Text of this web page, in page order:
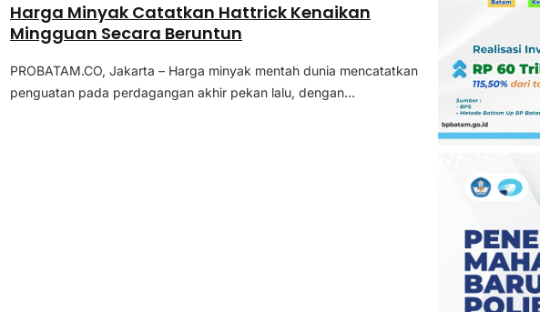
Harga Minyak Catatkan Hattrick Kenaikan
Mingguan Secara Beruntun
PROBATAM.CO, Jakarta – Harga minyak mentah dunia mencatatkan
penguatan pada perdagangan akhir pekan lalu, dengan...